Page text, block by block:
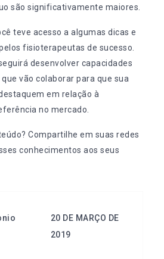
são significativamente maiores.
teve acesso a algumas dicas e
fisioterapeutas de sucesso.
desenvolver capacidades
vão colaborar para que sua
em relação à
no mercado.
Compartilhe em suas redes
conhecimentos aos seus
20 DE MARÇO DE
2019